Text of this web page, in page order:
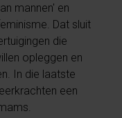
mannen' en
Dat sluit
die
opleggen en
In die laatste
een